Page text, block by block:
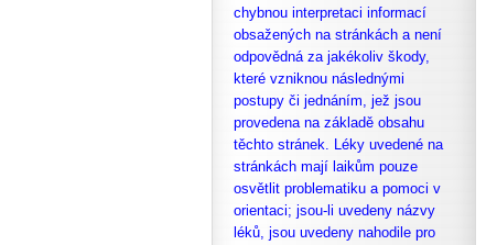
chybnou interpretaci informací
obsažených na stránkách a není
odpovědná za jakékoliv škody,
které vzniknou následnými
postupy či jednáním, jež jsou
provedena na základě obsahu
těchto stránek. Léky uvedené na
stránkách mají laikům pouze
osvětlit problematiku a pomoci v
orientaci; jsou-li uvedeny názvy
léků, jsou uvedeny nahodile pro